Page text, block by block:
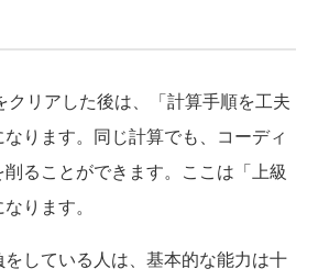
リアした後は、「計算手順を工夫
ります。同じ計算でも、コーディ
ることができます。ここは「上級
ります。
している人は、基本的な能力は十